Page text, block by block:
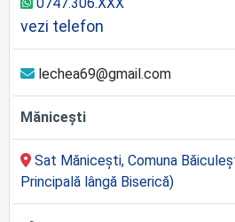
vezi telefon
lechea69@gmail.com
Mănicești
Sat Mănicești, Comuna
Principală lângă Biserică)